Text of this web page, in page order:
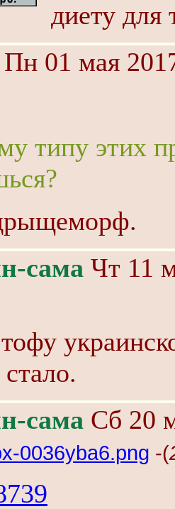
диету для
Пн 01 мая
типу этих
сама Чт 11
сама Сб 20
0036yba6.png -(